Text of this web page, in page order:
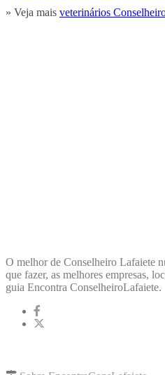
» Veja mais veterinários
O melhor de Conselheiro Lafaiete
que fazer, as melhores empresas,
guia Encontra ConselheiroLafaiete.